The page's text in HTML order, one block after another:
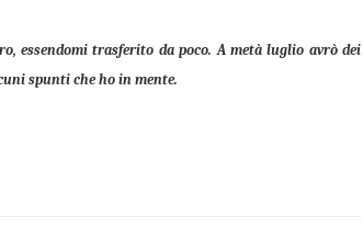
essendomi trasferito da poco. A metà luglio avrò dei
spunti che ho in mente.